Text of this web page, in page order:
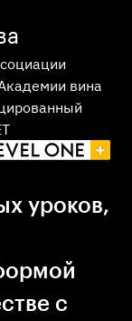
уроков,
с
вина